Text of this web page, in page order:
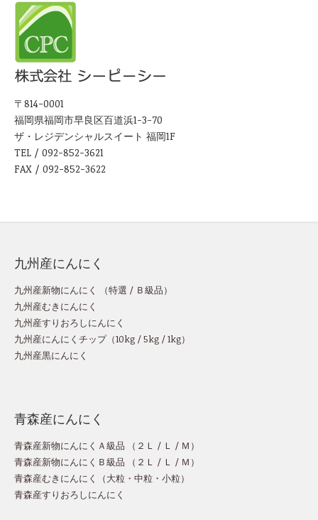
〒814-0001
福岡県福岡市早良区百道浜1-3-70
ザ・レジデンシャルスイート 福岡1F
TEL / 092-852-3621
FAX / 092-852-3622
九州産にんにく
九州産新物にんにく （特選 / Ｂ級品）
九州産むきにんにく
九州産すりおろしにんにく
九州産にんにくチップ（10kg /5kg /1kg）
九州産黒にんにく
青森産にんにく
青森産新物にんにくＡ級品 （ ２Ｌ / Ｌ / Ｍ ）
青森産新物にんにくＢ級品 （ ２Ｌ / Ｌ / Ｍ ）
青森産むきにんにく（大粒 ・ 中粒 ・ 小粒）
青森産すりおろしにんにく